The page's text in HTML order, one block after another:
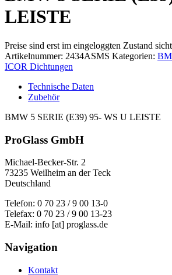
LEISTE
Preise sind erst im eingeloggten Zustand
Artikelnummer: 2434ASMS Kategorien:
ICOR Dichtungen
Technische Daten
Zubehör
BMW 5 SERIE (E39) 95- WS U LEISTE
ProGlass GmbH
Michael-Becker-Str. 2
73235 Weilheim an der Teck
Deutschland
Telefon: 0 70 23 / 9 00 13-0
Telefax: 0 70 23 / 9 00 13-23
E-Mail: info [at] proglass.de
Navigation
Kontakt